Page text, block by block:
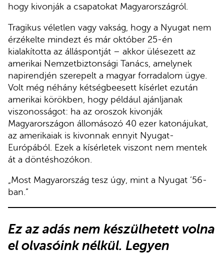
hogy kivonják a csapatokat Magyarországról.
Tragikus véletlen vagy vakság, hogy a Nyugat nem
érzékelte mindezt és már október 25-én
kialakította az álláspontját – akkor ülésezett az
amerikai Nemzetbiztonsági Tanács, amelynek
napirendjén szerepelt a magyar forradalom ügye.
Volt még néhány kétségbeesett kísérlet ezután
amerikai körökben, hogy például ajánljanak
viszonosságot: ha az oroszok kivonják
Magyarországon állomásozó 40 ezer katonájukat,
az amerikaiak is kivonnak ennyit Nyugat-
Európából. Ezek a kísérletek viszont nem mentek
át a döntéshozókon.
„Most Magyarország tesz úgy, mint a Nyugat ’56-
ban.”
Ez az adás nem készülhetett volna
el olvasóink nélkül. Legyen